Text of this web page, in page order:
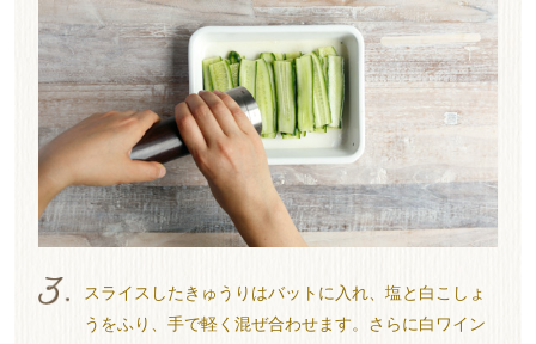
スライスしたきゅうりはバットに入れ、塩と白こしょ
うをふり、手で軽く混ぜ合わせます。さらに白ワイン